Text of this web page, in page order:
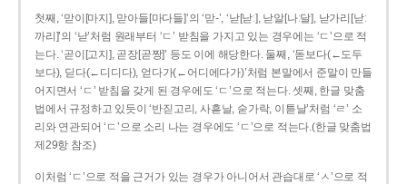
첫째, ‘맏이[마지], 맏아들[마다들]’의 ‘맏-’, ‘낟[낟ː], 낟알[나ː달], 낟가리[낟ː
까리]’의 ‘낟’처럼 원래부터 ‘ㄷ’ 받침을 가지고 있는 경우에는 ‘ㄷ’으로 적
는다. ‘곧이[고지], 곧장[곧짱]’ 등도 이에 해당한다. 둘째, ‘돋보다(←도두
보다), 딛다(←디디다), 얻다가(←어디에다가)’처럼 본말에서 준말이 만들
어지면서 ‘ㄷ’ 받침을 갖게 된 경우에도 ‘ㄷ’으로 적는다. 셋째, 한글 맞춤
법에서 규정하고 있듯이 ‘반짇고리, 사흗날, 숟가락, 이튿날’처럼 ‘ㄹ’ 소
리와 연관되어 ‘ㄷ’으로 소리 나는 경우에도 ‘ㄷ’으로 적는다.(한글 맞춤법
제29항 참조)
이처럼 ‘ㄷ’으로 적을 근거가 있는 경우가 아니어서 관습대로 ‘ㅅ’으로 적